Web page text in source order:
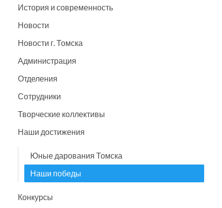
История и современность
Новости
Новости г. Томска
Администрация
Отделения
Сотрудники
Творческие коллективы
Наши достижения
Юные дарования Томска
Наши победы
Конкурсы